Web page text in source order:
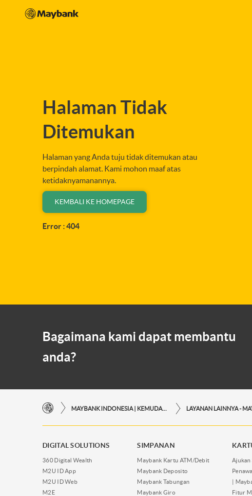
Halaman Tidak
Ditemukan
Halaman yang Anda tuju tidak ditemukan atau
berpindah alamat. Kami mohon maaf atas
ketidaknyamanannya.
KEMBALI KE HOMEPAGE
Error : 404
Bagaimana kami dapat membantu
anda?
DIGITAL SOLUTIONS
360 Digital Wealth
M2U ID App
M2U ID Web
M2E
SIMPANAN
Maybank Kartu ATM/Debit
Maybank Deposito
Maybank Tabungan
Maybank Giro
Ajukan
|
Fitur